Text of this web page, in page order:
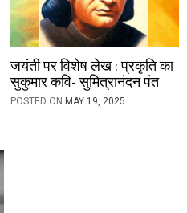
जयंती पर विशेष लेख : प्रकृति का
सुकुमार कवि- सुमित्रानंदन पंत
POSTED ON MAY 19, 2025